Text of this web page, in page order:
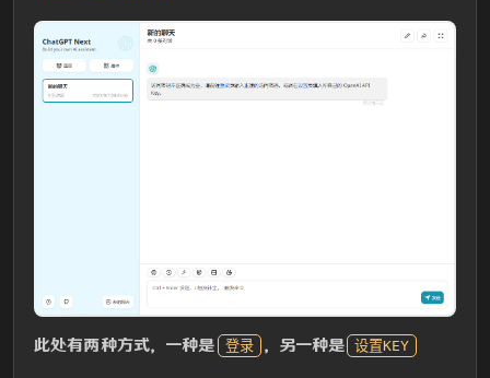
此处有两种方式，一种是 登录 ，另一种是 设置KEY